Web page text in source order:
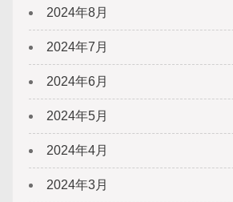
2024年8月
2024年7月
2024年6月
2024年5月
2024年4月
2024年3月